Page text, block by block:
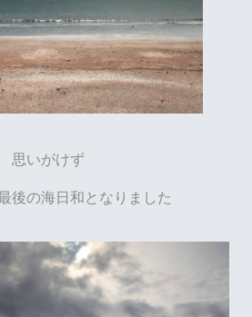
思いがけず
後の海日和となりました